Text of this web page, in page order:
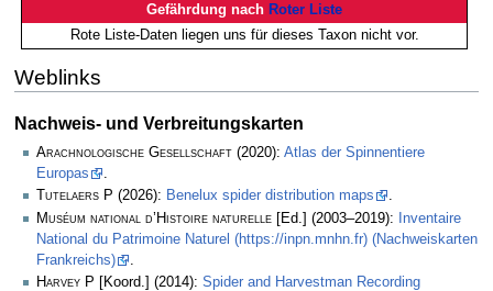
Gefährdung nach Roter Liste
Rote Liste-Daten liegen uns für dieses Taxon nicht vor.
Weblinks
Nachweis- und Verbreitungskarten
Arachnologische Gesellschaft (2020): Atlas der Spinnentiere
Europas
.
Tutelaers P (2026): Benelux spider distribution maps
.
Muséum national d’Histoire naturelle [Ed.] (2003–2019):
Inventaire
National du Patrimoine Naturel (https://inpn.mnhn.fr) (Nachweiskarten
Frankreichs)
Harvey P [Koord.] (2014): Spider and Harvestman Recording